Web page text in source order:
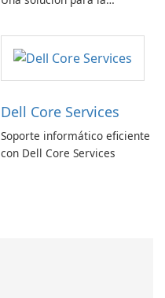
electrónico
Dell Core Services
Soporte informático eficiente
con Dell Core Services